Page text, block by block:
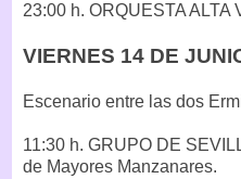
23:00 h. ORQUESTA ALTA
VIERNES 14 DE
Escenario entre las dos
11:30 h. GRUPO DE
de Mayores Manzanares.